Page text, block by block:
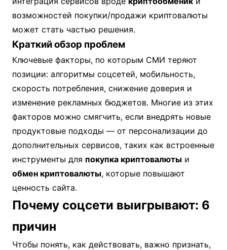
возможностей покупки/продажи криптовалюты
может стать частью решения.
Краткий обзор проблем
Ключевые факторы, по которым СМИ теряют
позиции: алгоритмы соцсетей, мобильность,
скорость потребления, снижение доверия и
изменение рекламных бюджетов. Многие из этих
факторов можно смягчить, если внедрять новые
продуктовые подходы — от персонализации до
дополнительных сервисов, таких как встроенные
инструменты для покупка криптовалюты и
обмен криптовалюты, которые повышают
ценность сайта.
Почему соцсети выигрывают: 6
причин
Чтобы понять, как действовать, важно признать,